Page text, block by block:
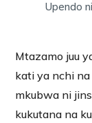
Upendo
Mtazamo juu
kati ya nchi
mkubwa ni
kukutana na